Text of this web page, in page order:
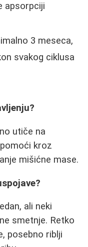
apsorpciji
3 meseca,
svakog ciklusa
utiče na
kroz
mišićne mase.
ali neki
smetnje. Retko
posebno riblji